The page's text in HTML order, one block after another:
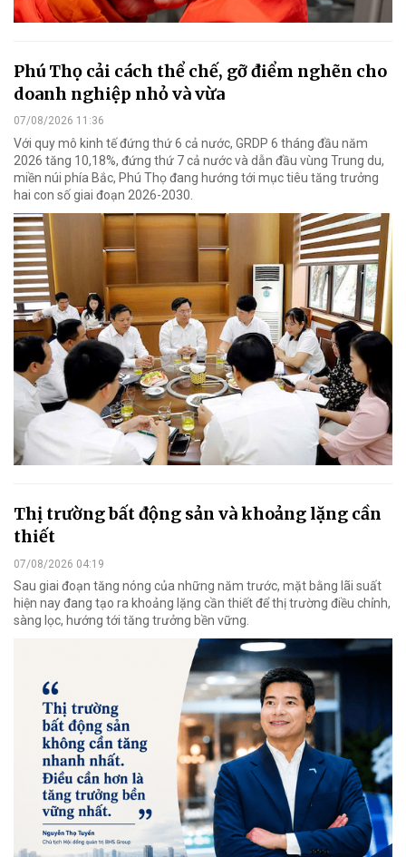
Phú Thọ cải cách thể chế, gỡ điểm nghẽn cho
doanh nghiệp nhỏ và vừa
07/08/2026 11:36
Với quy mô kinh tế đứng thứ 6 cả nước, GRDP 6 tháng đầu năm
2026 tăng 10,18%, đứng thứ 7 cả nước và dẫn đầu vùng Trung du,
miền núi phía Bắc, Phú Thọ đang hướng tới mục tiêu tăng trưởng
hai con số giai đoạn 2026-2030.
Thị trường bất động sản và khoảng lặng cần
thiết
07/08/2026 04:19
Sau giai đoạn tăng nóng của những năm trước, mặt bằng lãi suất
hiện nay đang tạo ra khoảng lặng cần thiết để thị trường điều chỉnh,
sàng lọc, hướng tới tăng trưởng bền vững.